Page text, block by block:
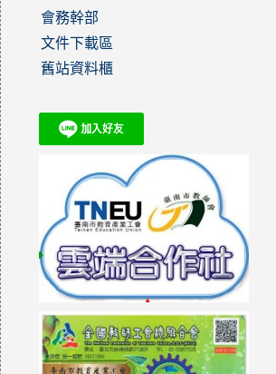
會務幹部
文件下載區
舊站資料櫃